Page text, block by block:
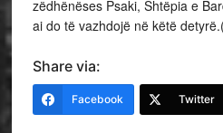
zëdhënëses Psaki, Shtëpia e
ai do të vazhdojë në këtë
Share via:
Facebook Twitter